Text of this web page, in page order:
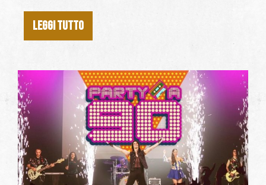
LEGGI TUTTO